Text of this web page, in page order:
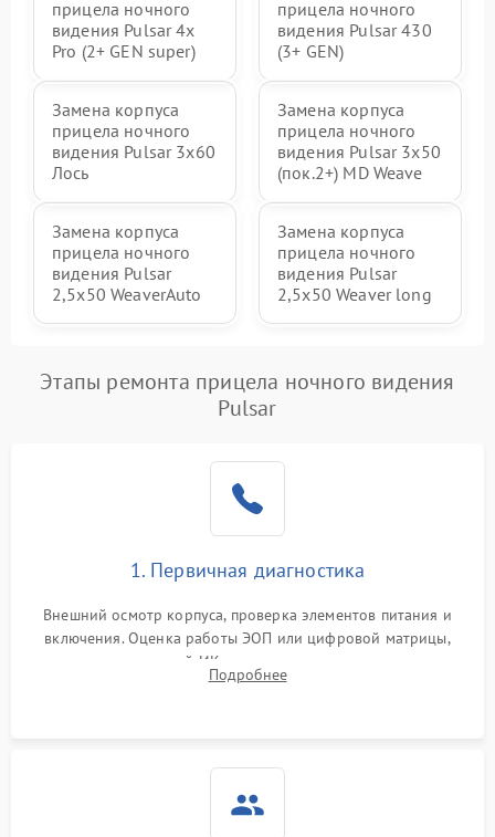
прицела ночного
видения Pulsar 4x
Pro (2+ GEN super)
прицела ночного
видения Pulsar 430
(3+ GEN)
Замена корпуса
прицела ночного
видения Pulsar 3x60
Лось
Замена корпуса
прицела ночного
видения Pulsar 3x50
(пок.2+) MD Weave
Замена корпуса
прицела ночного
видения Pulsar
2,5x50 WeaverAuto
Замена корпуса
прицела ночного
видения Pulsar
2,5x50 Weaver long
Этапы ремонта прицела ночного видения
Pulsar
1. Первичная диагностика
Внешний осмотр корпуса, проверка элементов питания и
включения. Оценка работы ЭОП или цифровой матрицы,
проверка встроенной ИК-подсветки и механизма выверки
прицельной сетки. Выявление видимых дефектов оптики и
Подробнее